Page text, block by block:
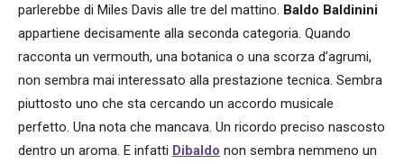
parlerebbe di Miles Davis alle tre del mattino. Baldo Baldinini
appartiene decisamente alla seconda categoria. Quando
racconta un vermouth, una botanica o una scorza d’agrumi,
non sembra mai interessato alla prestazione tecnica. Sembra
piuttosto uno che sta cercando un accordo musicale
perfetto. Una nota che mancava. Un ricordo preciso nascosto
dentro un aroma. E infatti Dibaldo non sembra nemmeno un